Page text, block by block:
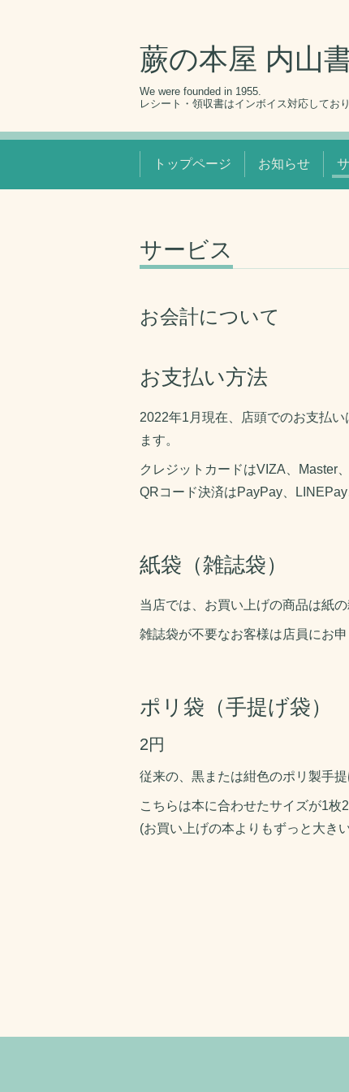
蕨の本屋 内山
We were founded in 1955.
レシート・領収書はインボイス対応しており
トップページ お知らせ
サービス
お会計について
お支払い方法
2022年1月現在、店頭でのお支払
ます。
クレジットカードはVIZA、Master
QRコード決済はPayPay、
紙袋（雑誌袋）
当店では、お買い上げの商品は紙
雑誌袋が不要なお客様は店員にお申
ポリ袋（手提げ袋）
2円
従来の、黒または紺色のポリ製手提
こちらは本に合わせたサイズが1枚2
(お買い上げの本よりもずっと大き